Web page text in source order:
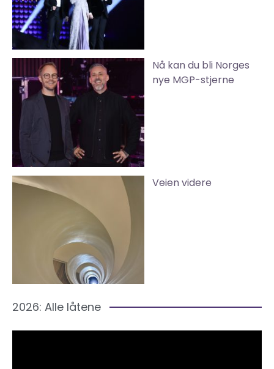
Nå kan du bli Norges
nye MGP-stjerne
Veien videre
2026: Alle låtene